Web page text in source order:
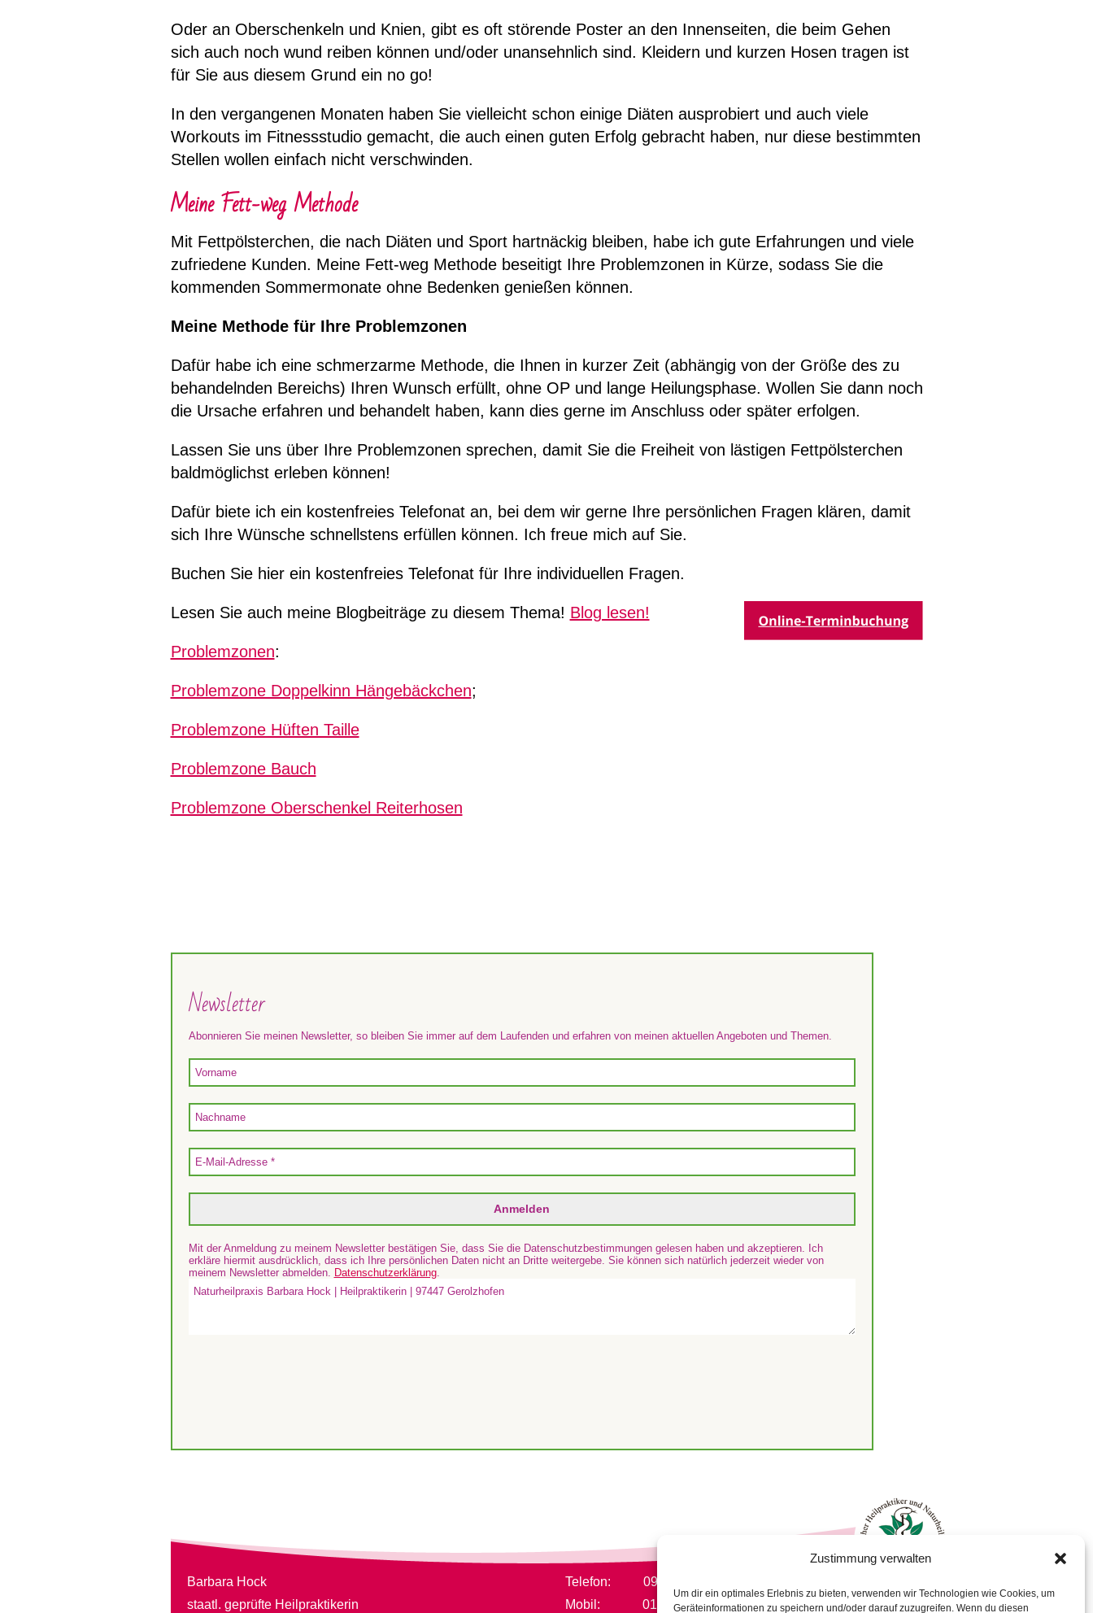
Zustimmung verwalten
Um dir ein optimales Erlebnis zu bieten, verwenden wir Technologien wie Cookies, um
Geräteinformationen zu speichern und/oder darauf zuzugreifen. Wenn du diesen
Oder an Oberschenkeln und Knien, gibt es oft störende Poster an den Innenseiten, die beim Gehen
sich auch noch wund reiben können und/oder unansehnlich sind. Kleidern und kurzen Hosen tragen ist
für Sie aus diesem Grund ein no go!
In den vergangenen Monaten haben Sie vielleicht schon einige Diäten ausprobiert und auch viele
Workouts im Fitnessstudio gemacht, die auch einen guten Erfolg gebracht haben, nur diese bestimmten
Stellen wollen einfach nicht verschwinden.
Meine Fett-weg Methode
Mit Fettpölsterchen, die nach Diäten und Sport hartnäckig bleiben, habe ich gute Erfahrungen und viele
zufriedene Kunden. Meine Fett-weg Methode beseitigt Ihre Problemzonen in Kürze, sodass Sie die
kommenden Sommermonate ohne Bedenken genießen können.
Meine Methode für Ihre Problemzonen
Dafür habe ich eine schmerzarme Methode, die Ihnen in kurzer Zeit (abhängig von der Größe des zu
behandelnden Bereichs) Ihren Wunsch erfüllt, ohne OP und lange Heilungsphase. Wollen Sie dann noch
die Ursache erfahren und behandelt haben, kann dies gerne im Anschluss oder später erfolgen.
Lassen Sie uns über Ihre Problemzonen sprechen, damit Sie die Freiheit von lästigen Fettpölsterchen
baldmöglichst erleben können!
Dafür biete ich ein kostenfreies Telefonat an, bei dem wir gerne Ihre persönlichen Fragen klären, damit
sich Ihre Wünsche schnellstens erfüllen können. Ich freue mich auf Sie.
Buchen Sie hier ein kostenfreies Telefonat für Ihre individuellen Fragen.
Lesen Sie auch meine Blogbeiträge zu diesem Thema! Blog lesen!
Problemzonen:
Problemzone Doppelkinn Hängebäckchen;
Problemzone Hüften Taille
Problemzone Bauch
Problemzone Oberschenkel Reiterhosen
Newsletter
Abonnieren Sie meinen Newsletter, so bleiben Sie immer auf dem Laufenden und erfahren von meinen aktuellen Angeboten und Themen.
Mit der Anmeldung zu meinem Newsletter bestätigen Sie, dass Sie die Datenschutzbestimmungen gelesen haben und akzeptieren. Ich
erkläre hiermit ausdrücklich, dass ich Ihre persönlichen Daten nicht an Dritte weitergebe. Sie können sich natürlich jederzeit wieder von
meinem Newsletter abmelden. Datenschutzerklärung.
Barbara Hock
staatl. geprüfte Heilpraktikerin
Telefon: 09382/317711
Mobil: 0152/21885694